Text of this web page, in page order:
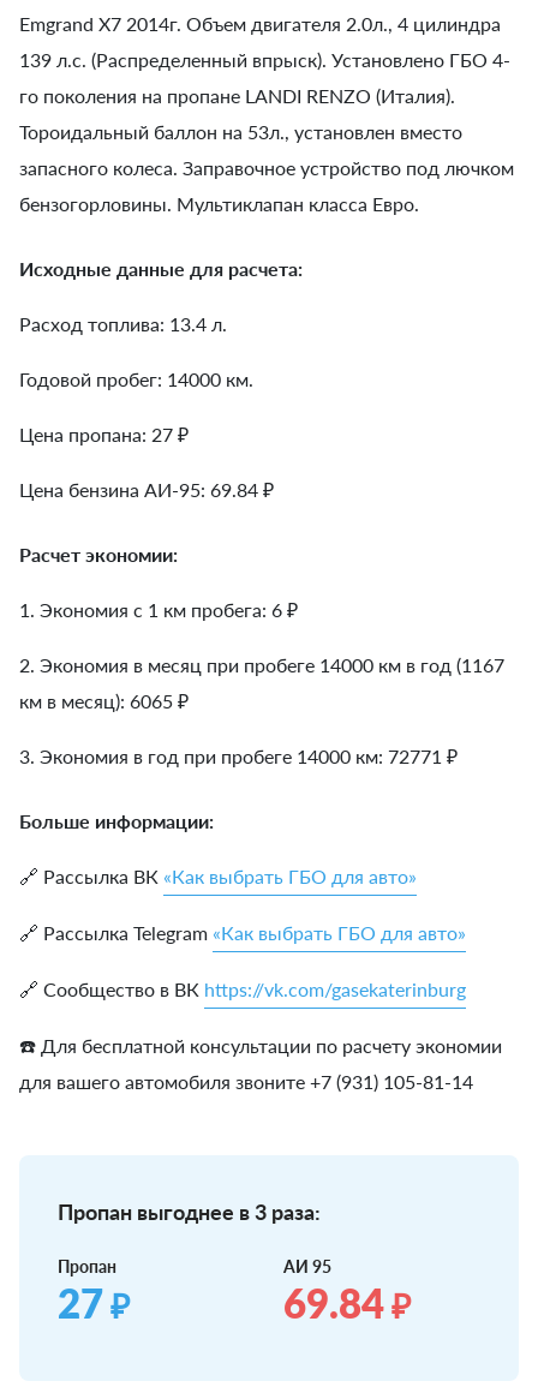
Emgrand Х7 2014г. Объем двигателя 2.0л., 4 цилиндра
139 л.с. (Распределенный впрыск). Установлено ГБО 4-
го поколения на пропане LANDI RENZO (Италия).
Тороидальный баллон на 53л., установлен вместо
запасного колеса. Заправочное устройство под лючком
бензогорловины. Мультиклапан класса Евро.
Исходные данные для расчета:
Расход топлива: 13.4 л.
Годовой пробег: 14000 км.
Цена пропана: 27 ₽
Цена бензина АИ-95: 69.84 ₽
Расчет экономии:
1. Экономия с 1 км пробега: 6 ₽
2. Экономия в месяц при пробеге 14000 км в год (1167
км в месяц): 6065 ₽
3. Экономия в год при пробеге 14000 км: 72771 ₽
Больше информации:
🔗 Рассылка ВК «Как выбрать ГБО для авто»
🔗 Рассылка Telegram «Как выбрать ГБО для авто»
🔗 Сообщество в ВК https://vk.com/gasekaterinburg
☎️ Для бесплатной консультации по расчету экономии
для вашего автомобиля звоните +7 (931) 105-81-14
Пропан выгоднее в 3 раза:
Пропан
27₽
АИ 95
69.84₽